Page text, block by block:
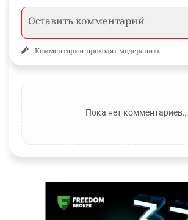
Комментарии проходят модерацию.
Пока нет комментариев…